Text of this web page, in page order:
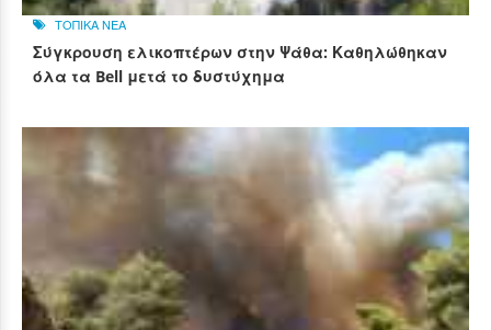
ΤΟΠΙΚΑ ΝΕΑ
Σύγκρουση ελικοπτέρων στην Ψάθα: Καθηλώθηκαν
όλα τα Bell μετά το δυστύχημα